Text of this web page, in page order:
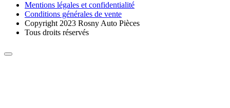
Mentions légales et confidentialité
Conditions générales de vente
Copyright 2023 Rosny Auto Pièces
Tous droits réservés